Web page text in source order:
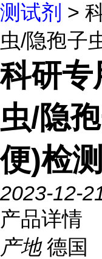
测试剂 >
虫/隐孢子
科研专
虫/隐
便)检
2023-12-
产品详情
产地 德国